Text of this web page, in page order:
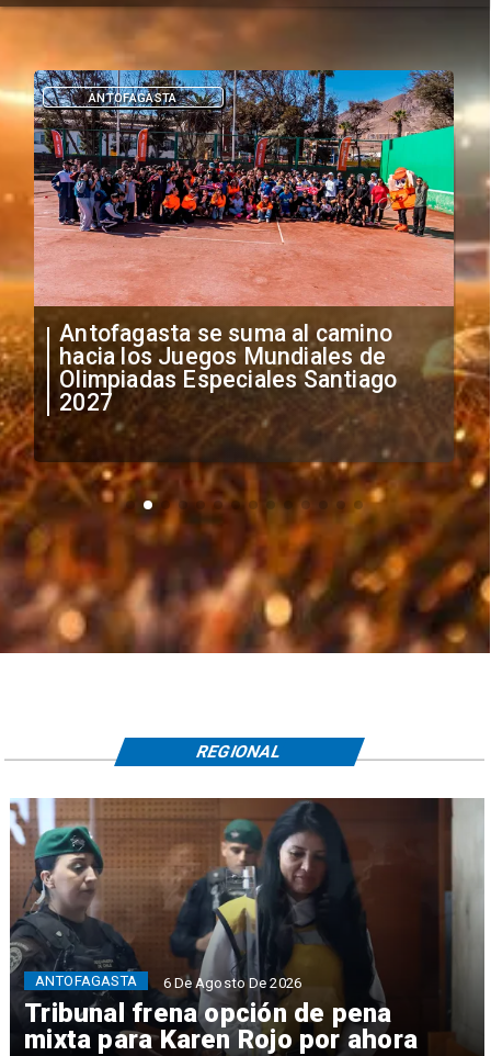
Antofagasta se suma al camino
hacia los Juegos Mundiales de
Olimpiadas Especiales Santiago
2027
ANTOFAGASTA
Tribunal frena opción de pena
mixta para Karen Rojo por ahora
ANTOFAGASTA 6 De Agosto De 2026
REGIONAL